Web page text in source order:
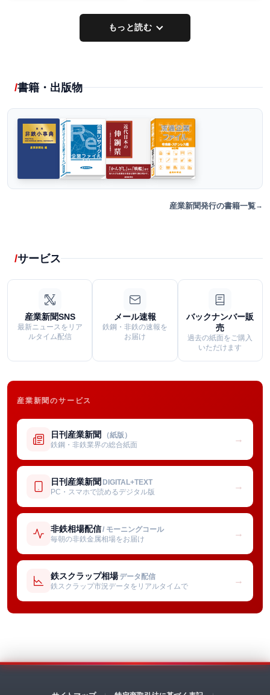
もっと読む
書籍・出版物
産業新聞発行の書籍一覧
サービス
産業新聞SNS
最新ニュースをリア
ルタイム配信
メール速報
鉄鋼・非鉄の速報を
お届け
バックナンバー販
売
過去の紙面をご購入
いただけます
産業新聞のサービス
日刊産業新聞 （紙版）
鉄鋼・非鉄業界の総合紙面
→
日刊産業新聞 DIGITAL+TEXT
PC・スマホで読めるデジタル版
→
非鉄相場配信/ モーニングコール
毎朝の非鉄金属相場をお届け
→
鉄スクラップ相場 データ配信
鉄スクラップ市況データをリアルタイムで
→